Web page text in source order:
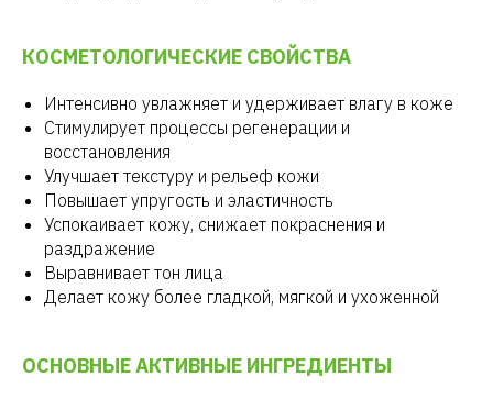
КОСМЕТОЛОГИЧЕСКИЕ СВОЙСТВА
Интенсивно увлажняет и удерживает влагу в коже
Стимулирует процессы регенерации и
восстановления
Улучшает текстуру и рельеф кожи
Повышает упругость и эластичность
Успокаивает кожу, снижает покраснения и
раздражение
Выравнивает тон лица
Делает кожу более гладкой, мягкой и ухоженной
ОСНОВНЫЕ АКТИВНЫЕ ИНГРЕДИЕНТЫ